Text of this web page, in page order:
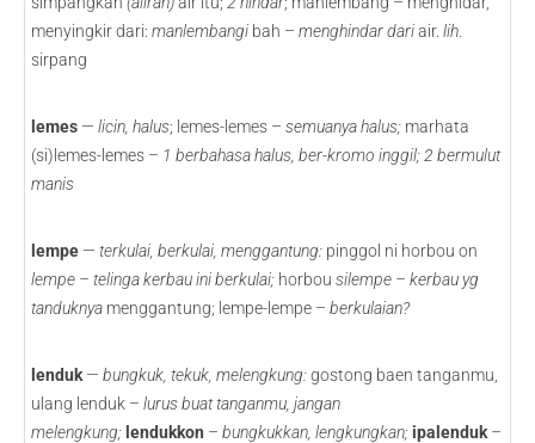
menyingkir dari: manlembangi bah – menghindar dariair. lih
sirpang
lemes — licin, halus; lemes-lemes – semuanya halus; marhata
(si)lemes-lemes – 1 berbahasa halus, ber-kromo inggil; 2 bermulut
manis
lempe — terkulai, berkulai, menggantung: pinggol ni horbou on
lempe – telinga kerbau ini berkulai; horbou silempe – kerbau yg
tanduknya menggantung; lempe-lempe – berkulaian?
lenduk — bungkuk, tekuk, melengkung:gostong baen tanganmu,
ulang lenduk – lurus buat tanganmu, jangan
melengkung; lendukkon – bungkukkan, lengkungkan;ipalenduk –